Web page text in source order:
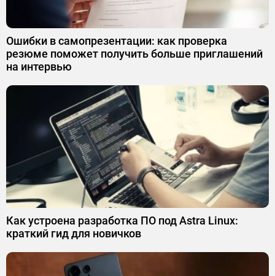
Ошибки в самопрезентации: как проверка
резюме поможет получить больше приглашений
на интервью
Как устроена разработка ПО под Astra Linux:
краткий гид для новичков